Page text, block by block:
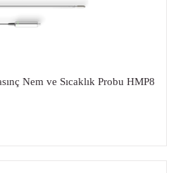
Nem ve Sıcaklık Probu HMP8